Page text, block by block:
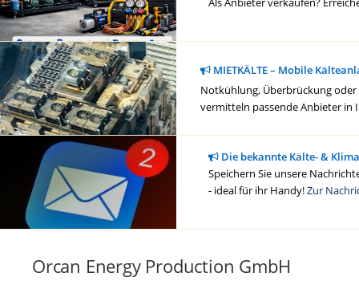
MIETKÄLTE – Mobile
Notkühlung, Überbrückung
vermitteln passende Anbieter in
Die bekannte Kälte- &
Speichern Sie unsere
- ideal für ihr Handy!Zur
Orcan Energy Production GmbH